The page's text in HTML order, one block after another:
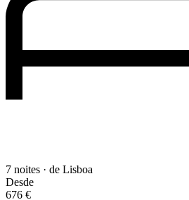
7 noites · de Lisboa
Desde
676 €